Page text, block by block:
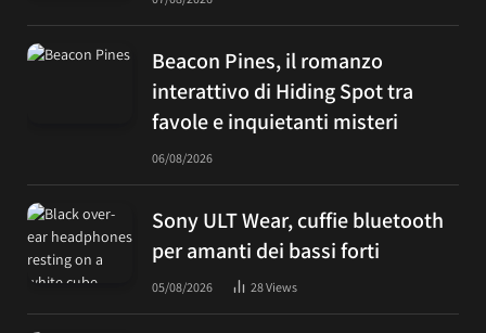
Beacon Pines, il romanzo
interattivo di Hiding Spot tra
favole e inquietanti misteri
06/08/2026
Sony ULT Wear, cuffie bluetooth
per amanti dei bassi forti
05/08/2026 28Views